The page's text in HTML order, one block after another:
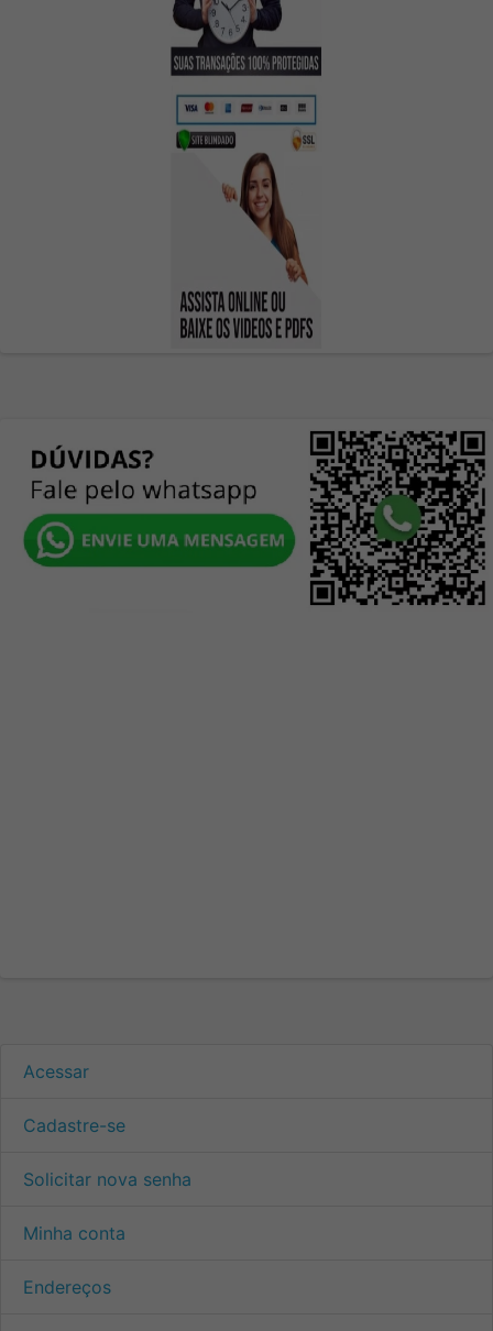
Acessar
Cadastre-se
Solicitar nova senha
Minha conta
Endereços